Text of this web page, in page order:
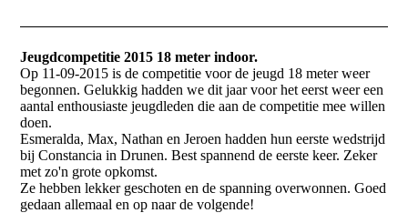
Jeugdcompetitie 2015 18 meter indoor.
Op 11-09-2015 is de competitie voor de jeugd 18 meter weer
begonnen. Gelukkig hadden we dit jaar voor het eerst weer een
aantal enthousiaste jeugdleden die aan de competitie mee willen
doen.
Esmeralda, Max, Nathan en Jeroen hadden hun eerste wedstrijd
bij Constancia in Drunen. Best spannend de eerste keer. Zeker
met zo'n grote opkomst.
Ze hebben lekker geschoten en de spanning overwonnen. Goed
gedaan allemaal en op naar de volgende!